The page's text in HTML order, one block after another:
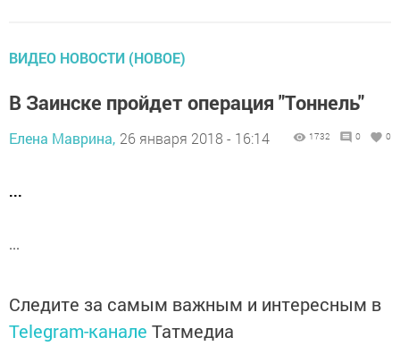
ВИДЕО НОВОСТИ (НОВОЕ)
В Заинске пройдет операция "Тоннель"
Елена Маврина, 26 января 2018 - 16:14 1732 0 0
...
...
Следите за самым важным и интересным в
Telegram-канале Татмедиа